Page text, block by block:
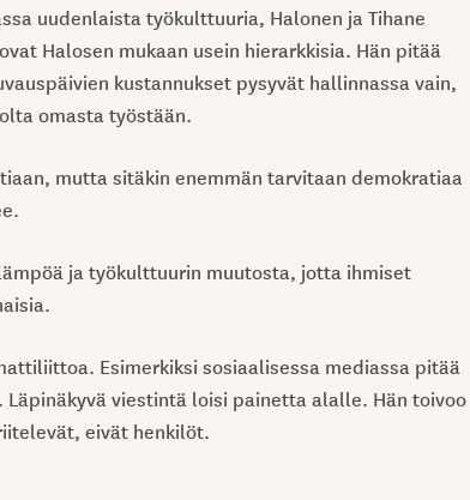
uudenlaista työkulttuuria, Halonen ja Tihane
Halosen mukaan usein hierarkkisia. Hän pitää
kustannukset pysyvät hallinnassa vain,
omasta työstään.
mutta sitäkin enemmän tarvitaan demokratiaa
ja työkulttuurin muutosta, jotta ihmiset
Esimerkiksi sosiaalisessa mediassa pitää
viestintä loisi painetta alalle. Hän toivoo
eivät henkilöt.